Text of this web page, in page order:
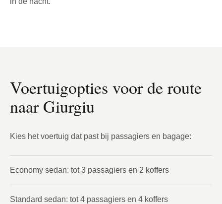
Voertuigopties voor de route
naar Giurgiu
Kies het voertuig dat past bij passagiers en bagage:
Economy sedan: tot 3 passagiers en 2 koffers
Standard sedan: tot 4 passagiers en 4 koffers